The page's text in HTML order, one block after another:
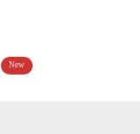
New